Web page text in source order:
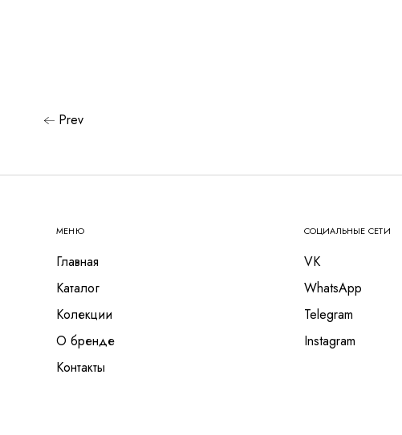
Prev
МЕНЮ
Главная
Каталог
Колекции
О бренде
Контакты
СОЦИАЛЬНЫЕ СЕТИ
VK
WhatsApp
Telegram
Instagram